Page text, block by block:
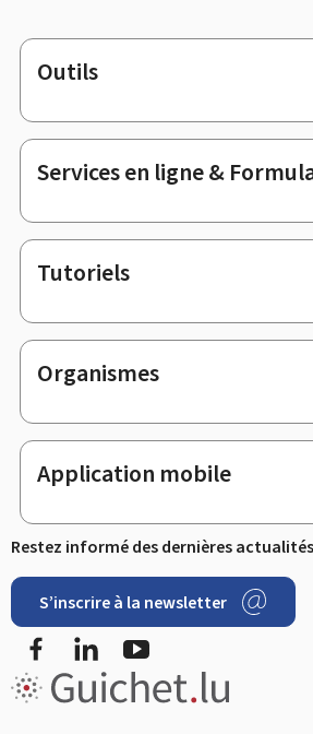
Pied
de
page
Outils
Services en ligne &
Tutoriels
Organismes
Application mobile
Restez informé des dernières
S’inscrire à la newsletter
FacebookLinkedIn